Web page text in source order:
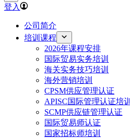
登入
公司简介
培训课程
2026年课程安排
国际贸易实务培训
海关实务技巧培训
海外营销培训
CPSM供应管理认证
APISC国际管理认证培训
SCMP供应链管理认证
国际贸易师认证
国家招标师培训